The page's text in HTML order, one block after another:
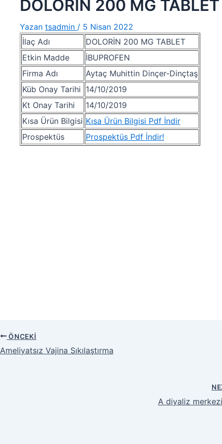
DOLORİN 200 MG TABLET
Yazan tsadmin / 5 Nisan 2022
İlaç Adı
DOLORİN 200 MG TABLET
Etkin Madde
İBUPROFEN
Firma Adı
Aytaç Muhittin Dinçer-Dinçtaş
Küb Onay Tarihi 14/10/2019
Kt Onay Tarihi
14/10/2019
Kısa Ürün Bilgisi Kısa Ürün Bilgisi Pdf İndir
Prospektüs
Prospektüs Pdf İndir!
ÖNCEKI
Ameliyatsız Vajina Sıkılaştırma
A diyaliz